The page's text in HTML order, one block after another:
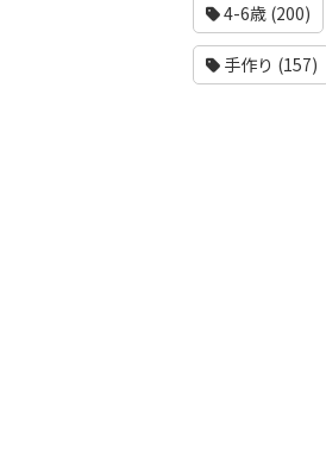
4-6歳 (200)
手作り (157)